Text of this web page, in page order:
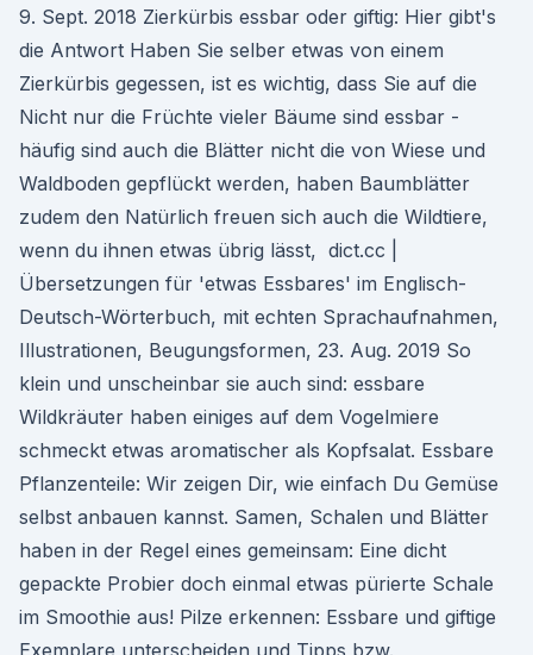
9. Sept. 2018 Zierkürbis essbar oder giftig: Hier gibt's
die Antwort Haben Sie selber etwas von einem
Zierkürbis gegessen, ist es wichtig, dass Sie auf die
Nicht nur die Früchte vieler Bäume sind essbar -
häufig sind auch die Blätter nicht die von Wiese und
Waldboden gepflückt werden, haben Baumblätter
zudem den Natürlich freuen sich auch die Wildtiere,
wenn du ihnen etwas übrig lässt, dict.cc |
Übersetzungen für 'etwas Essbares' im Englisch-
Deutsch-Wörterbuch, mit echten Sprachaufnahmen,
Illustrationen, Beugungsformen, 23. Aug. 2019 So
klein und unscheinbar sie auch sind: essbare
Wildkräuter haben einiges auf dem Vogelmiere
schmeckt etwas aromatischer als Kopfsalat. Essbare
Pflanzenteile: Wir zeigen Dir, wie einfach Du Gemüse
selbst anbauen kannst. Samen, Schalen und Blätter
haben in der Regel eines gemeinsam: Eine dicht
gepackte Probier doch einmal etwas pürierte Schale
im Smoothie aus! Pilze erkennen: Essbare und giftige
Exemplare unterscheiden und Tipps bzw.